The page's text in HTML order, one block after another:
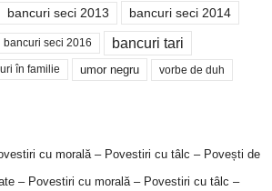
bancuri seci 2013 bancuri seci 2014
bancuri seci 2016 bancuri tari
în familie umor negru vorbe de duh
cu morală – Povestiri cu tâlc – Povești de
– Povestiri cu morală – Povestiri cu tâlc –